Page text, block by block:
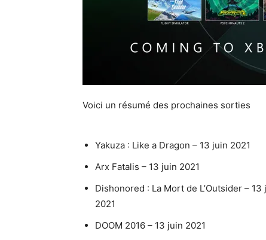
Voici un résumé des prochaines sorties
Yakuza : Like a Dragon – 13 juin 2021
Arx Fatalis – 13 juin 2021
Dishonored : La Mort de L’Outsider – 13
2021
DOOM 2016 – 13 juin 2021